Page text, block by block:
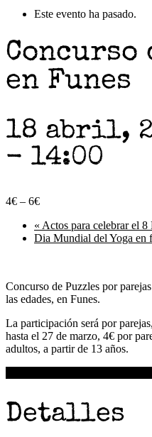
Este evento ha pasado.
Concurso
en Funes
18 abril,
- 14:00
4€ – 6€
« Actos para celebrar el 8
Dia Mundial del Yoga en
Concurso de Puzzles por
las edades, en Funes.
La participación será por
hasta el 27 de marzo, 4€ por
adultos, a partir de 13 años.
Detalles